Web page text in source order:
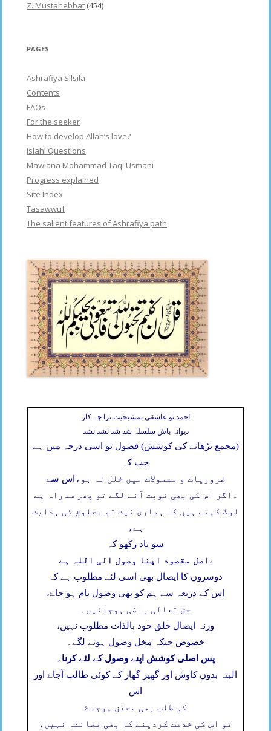
Z. Mustahebbat (454)
PAGES
Ashrafiya Silsila
Contents
FAQs
For the seeker
How to develop Allah’s love?
Islahi Questions
Mawlana Mohammad Taqi Usmani
Progress explained
Site Index
Tasawwuf
The salient features of Ashrafiya path
احمد تو عاشقی بمشیخیت ترا چہ کار
دیوانہ باش سلسلہ شد شد نشد نشد
(مجمع بڑھانے کی کوشش) فضول تو اسی درجہ میں ہے
جب کہ
اس سے ضروریات و معمولات میں خلل نہ ہو،
اگر اس کی بھی نوبت آنے لگے تو پھر سدراہ ہے
لوگ کہتے ہیں کہ ہماری نیت تو مخلوق کی ہدایت
ہے،
سو یاد رکھو کہ
اصل مقصود اپنا وصول الی اللہ ہے ،
دوسروں کا ایصال بھی اسی لئے مطلوب ہے کہ
اس کے ذریعہ سے ہم کو بھی وصول تام ہو جاۓ،
حق تعالی راضی ہوجائیں۔
ورنہ ایصال خلق خود بالذات مطلوب نہیں،
خصوص جبکہ مخل وصول ہونے لگے۔
پس اصلی کوشش اپنے وصول کے لئے کرنا۔
البتہ بدون کاوش اور گھیر گھار کے کوئی طالب آجاۓ اور
اس
کی طلب بھی محقق ہوجاۓ
تو اس کی خدمت کردینے کا بھی مضائقہ نہیں،